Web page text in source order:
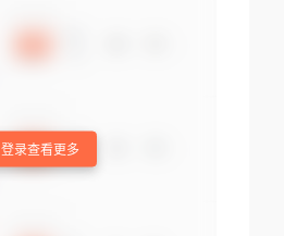
登录查看更多